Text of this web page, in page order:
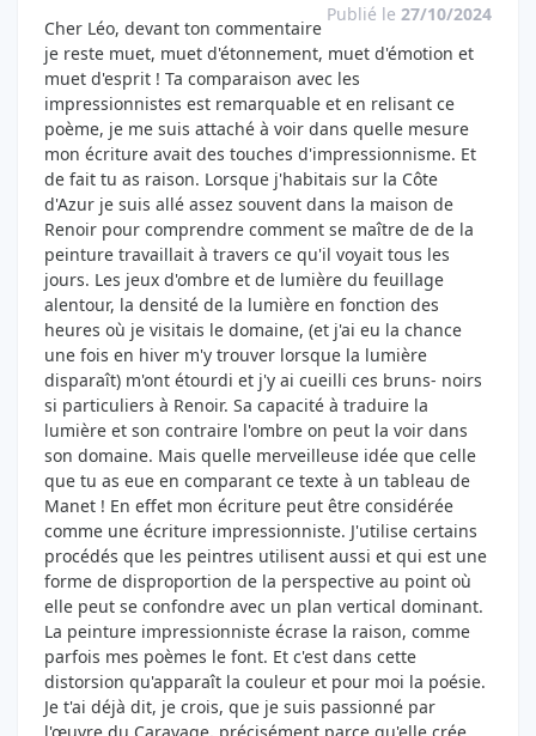
Publié le 27/10/2024
Cher Léo, devant ton commentaire
je reste muet, muet d'étonnement, muet d'émotion et
muet d'esprit ! Ta comparaison avec les
impressionnistes est remarquable et en relisant ce
poème, je me suis attaché à voir dans quelle mesure
mon écriture avait des touches d'impressionnisme. Et
de fait tu as raison. Lorsque j'habitais sur la Côte
d'Azur je suis allé assez souvent dans la maison de
Renoir pour comprendre comment se maître de de la
peinture travaillait à travers ce qu'il voyait tous les
jours. Les jeux d'ombre et de lumière du feuillage
alentour, la densité de la lumière en fonction des
heures où je visitais le domaine, (et j'ai eu la chance
une fois en hiver m'y trouver lorsque la lumière
disparaît) m'ont étourdi et j'y ai cueilli ces bruns- noirs
si particuliers à Renoir. Sa capacité à traduire la
lumière et son contraire l'ombre on peut la voir dans
son domaine. Mais quelle merveilleuse idée que celle
que tu as eue en comparant ce texte à un tableau de
Manet ! En effet mon écriture peut être considérée
comme une écriture impressionniste. J'utilise certains
procédés que les peintres utilisent aussi et qui est une
forme de disproportion de la perspective au point où
elle peut se confondre avec un plan vertical dominant.
La peinture impressionniste écrase la raison, comme
parfois mes poèmes le font. Et c'est dans cette
distorsion qu'apparaît la couleur et pour moi la poésie.
Je t'ai déjà dit, je crois, que je suis passionné par
l'œuvre du Caravage, précisément parce qu'elle crée